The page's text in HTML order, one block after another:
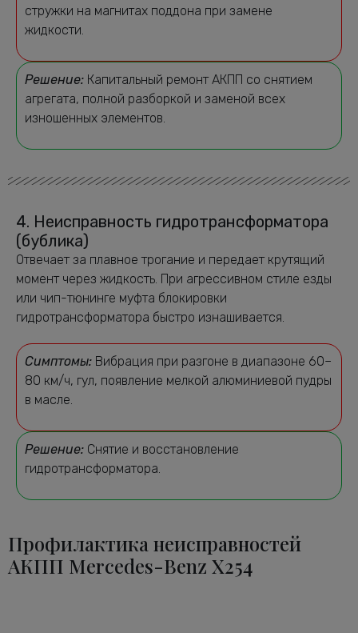
стружки на магнитах поддона при замене
жидкости.
Решение: Капитальный ремонт АКПП со снятием
агрегата, полной разборкой и заменой всех
изношенных элементов.
4. Неисправность гидротрансформатора
(бублика)
Отвечает за плавное трогание и передает крутящий
момент через жидкость. При агрессивном стиле езды
или чип-тюнинге муфта блокировки
гидротрансформатора быстро изнашивается.
Симптомы: Вибрация при разгоне в диапазоне 60–
80 км/ч, гул, появление мелкой алюминиевой пудры
в масле.
Решение: Снятие и восстановление
гидротрансформатора.
Профилактика неисправностей
АКПП Mercedes-Benz X254